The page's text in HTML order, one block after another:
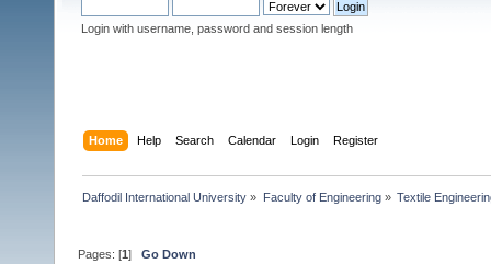
Login with username, password and session length
Home Help Search Calendar Login Register
Daffodil International University » Faculty of Engineering» Textile
Pages: [1]Go Down